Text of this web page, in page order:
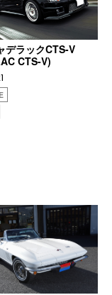
デラックCTS-V
CTS-V)